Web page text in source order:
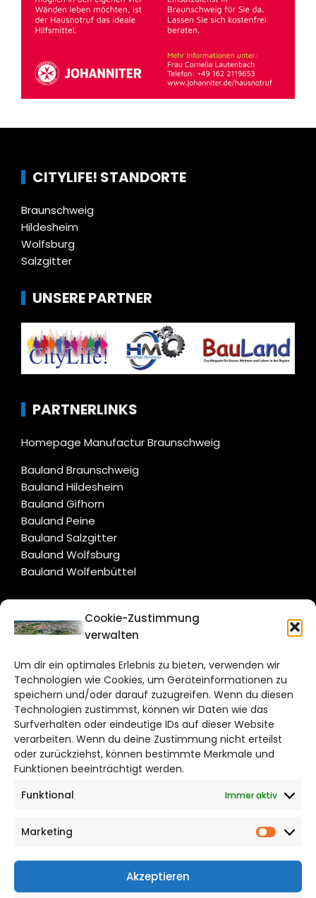
Cookie-Zustimmung
verwalten
Um dir ein optimales Erlebnis zu bieten, verwenden wir
Technologien wie Cookies, um Geräteinformationen zu
speichern und/oder darauf zuzugreifen. Wenn du diesen
Technologien zustimmst, können wir Daten wie das
Surfverhalten oder eindeutige IDs auf dieser Website
verarbeiten. Wenn du deine Zustimmung nicht erteilst
oder zurückziehst, können bestimmte Merkmale und
Funktionen beeinträchtigt werden.
Funktional
Immer aktiv
Marketing
Akzeptieren
CITYLIFE! STANDORTE
Braunschweig
Hildesheim
Wolfsburg
Salzgitter
UNSERE PARTNER
PARTNERLINKS
Homepage Manufactur Braunschweig
Bauland Braunschweig
Bauland Hildesheim
Bauland Gifhorn
Bauland Peine
Bauland Salzgitter
Bauland Wolfsburg
Bauland Wolfenbüttel
CITYLIFE!
Bruchtorwall 12
38100 Braunschweig
Telefon: 0531 387220 – 65
DAS STADTMAGAZIN FÜR
BRAUNSCHWEIG
Impressum
Cookie Richtlinie
CITYLIFE! BEI FACEBOOK